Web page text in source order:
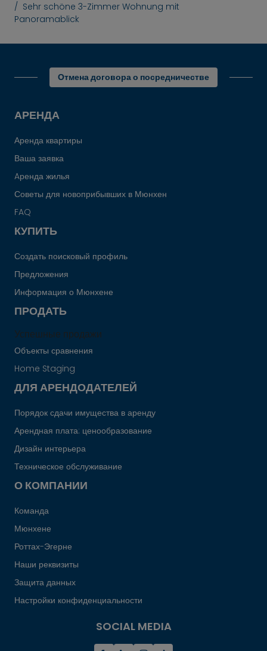
Sehr schöne 3-Zimmer Wohnung mit
Panoramablick
Отмена договора о посредничестве
АРЕНДА
Аренда квартиры
Ваша заявка
Aренда жилья
Советы для новоприбывших в Мюнхен
FAQ
КУПИТЬ
Создать поисковый профиль
Предложения
Информация о Мюнхене
ПРОДАТЬ
Успешные продажи
Объекты сравнения
Home Staging
ДЛЯ АРЕНДОДАТЕЛЕЙ
Порядок сдачи имущества в аренду
Арендная плата: ценообразование
Дизайн интерьера
Техническое обслуживание
О КОМПАНИИ
Команда
Мюнхене
Роттах-Эгерне
Наши реквизиты
Защита данных
Настройки конфиденциальности
SOCIAL MEDIA